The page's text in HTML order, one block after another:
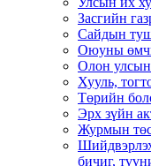
Засгийн
Сайдын
Оюуны
Олон улсын
Хууль,
Төрийн
Эрх зүйн
Журмын
бичиг,